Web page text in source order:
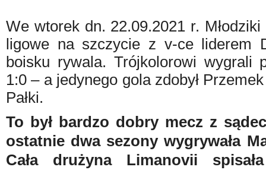
We wtorek dn. 22.09.2021 r.
ligowe na szczycie z v-ce liderem
boisku rywala. Trójkolorowi wygrali
1:0 – a jedynego gola zdobył
Pałki.
To był bardzo dobry mecz z
ostatnie dwa sezony wygrywała
Cała drużyna Limanovii